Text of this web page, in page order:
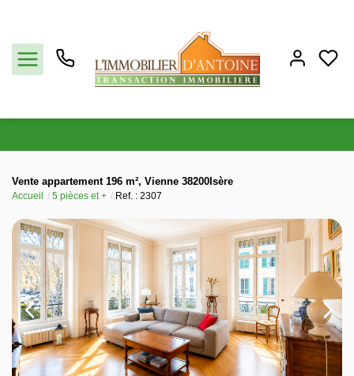
Vendre
Estimation
Notre agence
Partenaires
Vente appartement 196 m², Vienne 38200Isère
Accueil 5 pièces et + Ref. : 2307